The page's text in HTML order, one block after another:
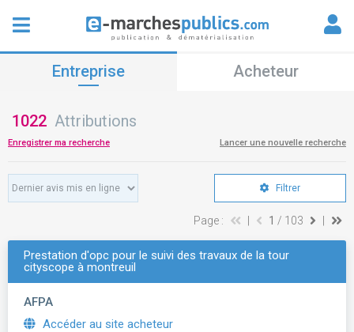
Entreprise Acheteur
1022 Attributions
Enregistrer ma recherche Lancer une nouvelle recherche
Filtrer
Page : 1 / 103
Prestation d'opc pour le suivi des travaux de la tour
cityscope à montreuil
AFPA
Accéder au site acheteur